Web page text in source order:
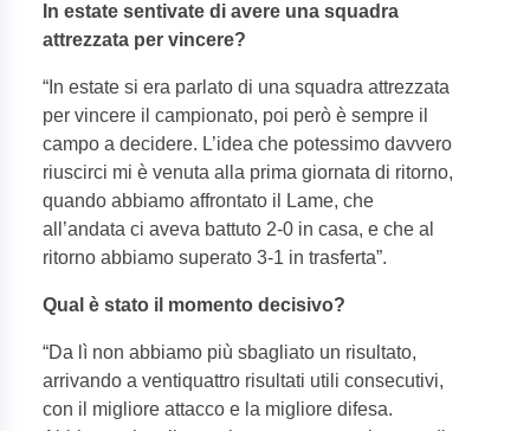
In estate sentivate di avere una squadra
attrezzata per vincere?
“ In estate si era parlato di una squadra attrezzata
per vincere il campionato, poi però è sempre il
campo a decidere. L’idea che potessimo davvero
riuscirci mi è venuta alla prima giornata di ritorno,
quando abbiamo affrontato il Lame, che
all’andata ci aveva battuto 2-0 in casa, e che al
ritorno abbiamo superato 3-1 in trasferta”.
Qual è stato il momento decisivo?
“Da lì non abbiamo più sbagliato un risultato,
arrivando a ventiquattro risultati utili consecutivi,
con il migliore attacco e la migliore difesa.